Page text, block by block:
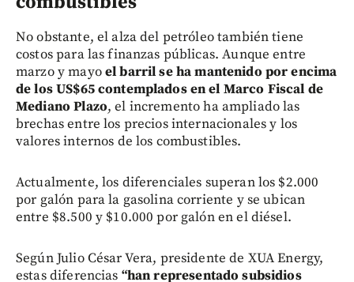
No obstante, el alza del petróleo también tiene
costos para las finanzas públicas. Aunque entre
marzo y mayoel barril se ha mantenido por encima
de los US$65 contemplados en el Marco Fiscal de
Mediano Plazo, el incremento ha ampliado las
brechas entre los precios internacionales y los
valores internos de los combustibles.
Actualmente, los diferenciales superan los $2.000
por galón para la gasolina corriente y se ubican
entre $8.500 y $10.000 por galón en el diésel.
Según Julio César Vera, presidente de XUA Energy,
estas diferencias “han representado subsidios